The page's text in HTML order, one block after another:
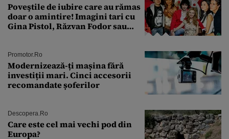
Poveştile de iubire care au rămas
doar o amintire! Imagini tari cu
Gina Pistol, Răzvan Fodor sau
Promotor.ro
Modernizează-ți mașina fără
investiții mari. Cinci accesorii
recomandate șoferilor
Descopera.ro
Care este cel mai vechi pod din
Europa?